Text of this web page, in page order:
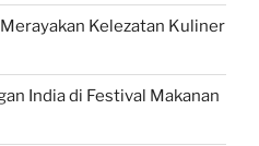
Kelezatan Kuliner
India di Festival Makanan